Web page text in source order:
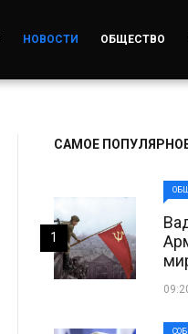
НОВОСТИ ОБЩЕСТВО
САМОЕ
1